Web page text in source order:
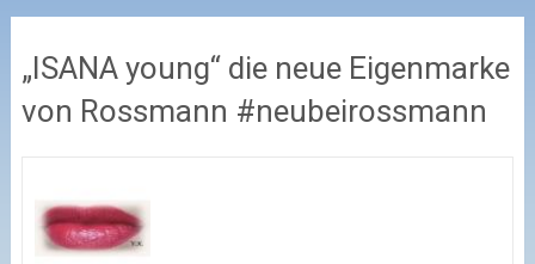
„ISANA young“ die neue Eigenmarke
von Rossmann #neubeirossmann